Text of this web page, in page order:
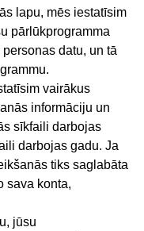
lapu, mēs iestatīsim
pārlūkprogramma
datu, un tā
vairākus
informāciju un
sīkfaili darbojas
darbojas gadu. Ja
tiks saglabāta
sava konta,
jūsu